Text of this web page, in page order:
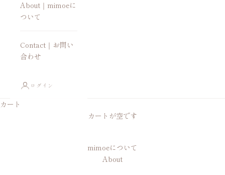
About｜mimoeに
ついて
Contact｜お問い
合わせ
ログイン
カート
カートが空です
mimoeについて
About